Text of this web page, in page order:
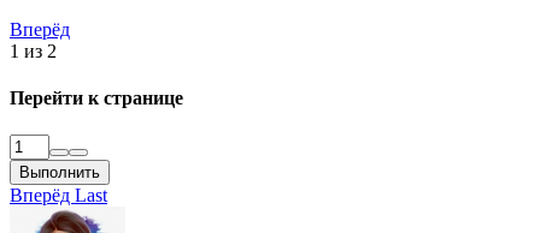
и
всю
Вперёд
1 из 2
Перейти к странице
Выполнить
Вперёд Last